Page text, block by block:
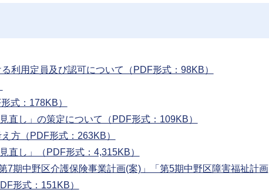
利用定員及び認可について（PDF形式：98KB）
式：178KB）
直し」の策定について（PDF形式：109KB）
方（PDF形式：263KB）
直し」（PDF形式：4,315KB）
7期中野区介護保険事業計画(案)」「第5期中野区障害福祉計画
形式：151KB）